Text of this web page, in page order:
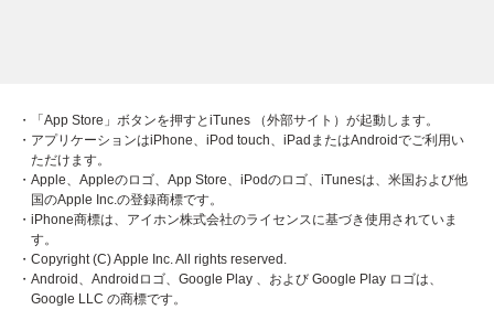
・「App Store」ボタンを押すとiTunes （外部サイト）が起動します。
・アプリケーションはiPhone、iPod touch、iPadまたはAndroidでご利用い
ただけます。
・Apple、Appleのロゴ、App Store、iPodのロゴ、iTunesは、米国および他
国のApple Inc.の登録商標です。
・iPhone商標は、アイホン株式会社のライセンスに基づき使用されていま
す。
・Copyright (C) Apple Inc. All rights reserved.
・Android、Androidロゴ、Google Play 、および Google Play ロゴは、
Google LLC の商標です。